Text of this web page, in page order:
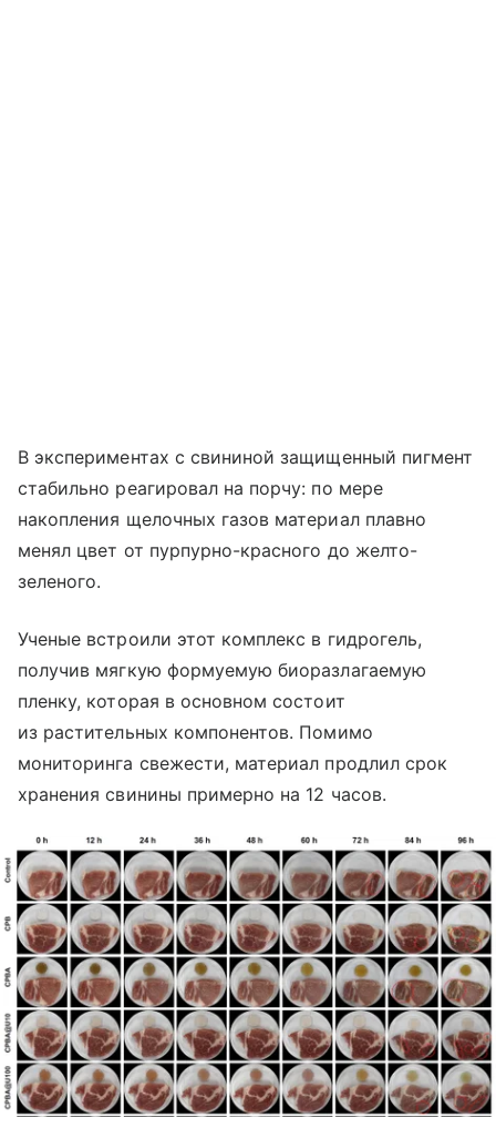
В экспериментах с свининой защищенный пигмент
стабильно реагировал на порчу: по мере
накопления щелочных газов материал плавно
менял цвет от пурпурно-красного до желто-
зеленого.
Ученые встроили этот комплекс в гидрогель,
получив мягкую формуемую биоразлагаемую
пленку, которая в основном состоит
из растительных компонентов. Помимо
мониторинга свежести, материал продлил срок
хранения свинины примерно на 12 часов.